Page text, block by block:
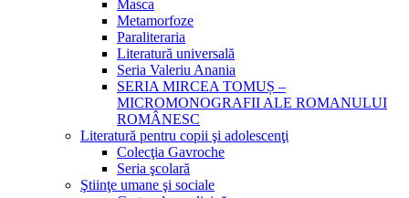
Masca
Metamorfoze
Paraliteraria
Literatură universală
Seria Valeriu Anania
SERIA MIRCEA TOMUȘ –
MICROMONOGRAFII ALE ROMANULUI
ROMÂNESC
Literatură pentru copii şi adolescenţi
Colecţia Gavroche
Seria şcolară
Ştiinţe umane şi sociale